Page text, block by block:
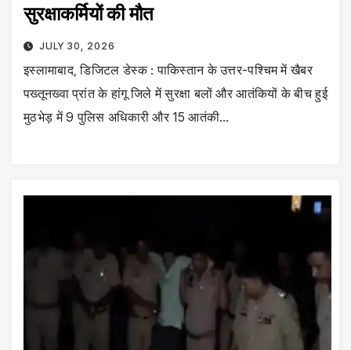
सुरक्षाकर्मियों की मौत
JULY 30, 2026
इस्लामाबाद, डिजिटल डेस्क : पाकिस्तान के उत्तर-पश्चिम में खैबर
पख्तूनख्वा प्रांत के हांगू जिले में सुरक्षा बलों और आतंकियों के बीच हुई
मुठभेड़ में 9 पुलिस अधिकारी और 15 आतंकी…